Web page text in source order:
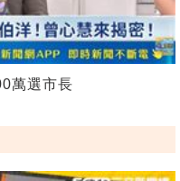
萬選市長